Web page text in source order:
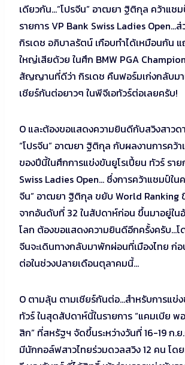
เดียวกัน…”โปรจีน” อาฒยา ฐิติกุล คว้าแช
รายการ VP Bank Swiss Ladies Open…ส่
กิรเดช อภิบาลรัตน์ เกือบทำได้เหมือนกัน แ
ใหญ่เสียด้วย ในศึก BMW PGA
สัญญานที่ดีว่า กิรเดช คืนฟอร์มเก่งกลับม
เชียร์กันต่อยาวๆ ในพีจีเอทัวร์ต่อเลยครับ!
O และต้องขอแสดงความยินดีกับสวิงสาวด
“โปรจีน” อาฒยา ฐิติกุล กับผลงานการคว้
ของปีนี้ในศึกการแข่งขันยูโรเปี้ยน ทัวร์ ราย
Swiss Ladies Open… ซึ่งการคว้าแชมป์ใน
จีน” อาฒยา ฐิติกุล ขยับ World Ranking
จากอันดับที่ 32 ในสัปดาห์ก่อน ขึ้นมาอยู่ใ
โลก ต้องขอแสดงความยินดีอีกครั้งครับ…โ
จีนจะเดินทางกลับมาพักผ่อนที่เมืองไทย ก่
ต่อในช่วงปลายเดือนตุลาคมนี้…
O ตามลุ้น ตามเชียร์กันต่อ…สำหรับการแข่
ทัวร์ ในสุดสัปดาห์นี้ในรายการ “แคมเบีย
สิก” ที่สหรัฐฯ จัดขึ้นระหว่างวันที่ 16-19 ก.
มีนักกอล์ฟสาวไทยร่วมดวลสวิง 12 คน โดย